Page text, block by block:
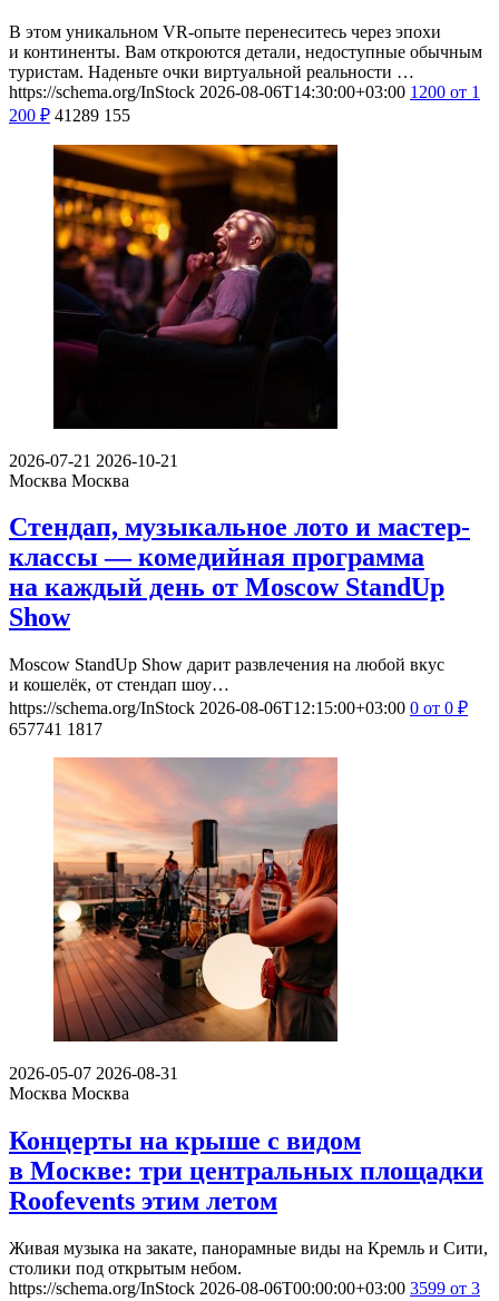
В этом уникальном VR-опыте перенеситесь через эпохи
и континенты. Вам откроются детали, недоступные обычным
туристам. Наденьте очки виртуальной реальности …
https://schema.org/InStock 2026-08-06T14:30:00+03:00 1200 от 1
200 ₽ 41289 155
2026-07-21 2026-10-21
Москва Москва
Стендап, музыкальное лото и мастер-
классы — комедийная программа
на каждый день от Moscow StandUp
Show
Moscow StandUp Show дарит развлечения на любой вкус
и кошелёк, от стендап шоу…
https://schema.org/InStock 2026-08-06T12:15:00+03:00 0 от 0 ₽
657741 1817
2026-05-07 2026-08-31
Москва Москва
Концерты на крыше с видом
в Москве: три центральных площадки
Roofevents этим летом
Живая музыка на закате, панорамные виды на Кремль и Сити,
столики под открытым небом.
https://schema.org/InStock 2026-08-06T00:00:00+03:00 3599 от 3